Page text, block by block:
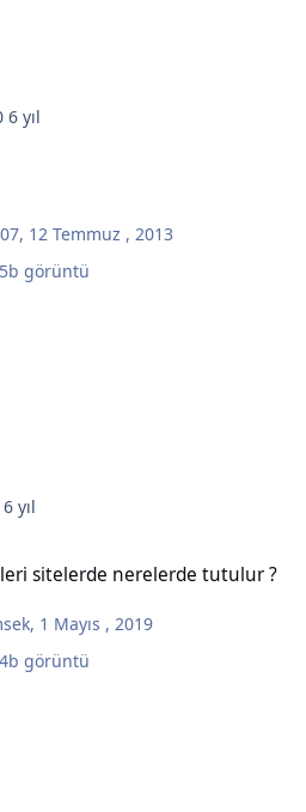
6 yıl
, 12 Temmuz , 2013
görüntü
6 yıl
sitelerde nerelerde tutulur ?
, 1 Mayıs , 2019
görüntü